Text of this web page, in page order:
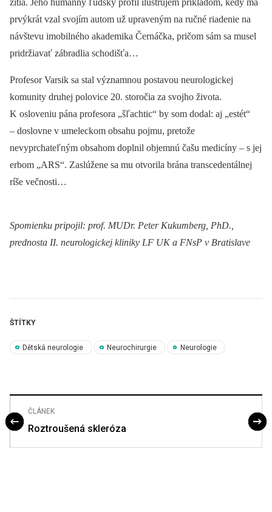
žitia. Jeho humánny ľudský profil ilustrujem príkladom, kedy ma
prvýkrát vzal svojím autom už upraveným na ručné riadenie na
návštevu imobilného akademika Černáčka, pričom sám sa musel
pridržiavať zábradlia schodišťa…
Profesor Varsik sa stal významnou postavou neurologickej
komunity druhej polovice 20. storočia za svojho života.
K osloveniu pána profesora „šľachtic“ by som dodal: aj „estét“
–⁠ doslovne v umeleckom obsahu pojmu, pretože
nevyprchateľným obsahom doplnil objemnú čašu medicíny –⁠ s jej
erbom „ARS“. Zaslúžene sa mu otvorila brána transcedentálnej
ríše večnosti…
Spomienku pripojil: prof. MUDr. Peter Kukumberg, PhD.,
prednosta II. neurologickej kliniky LF UK a FNsP v Bratislave
ŠTÍTKY
Dětská neurologie Neurochirurgie Neurologie
ČLÁNEK
Roztroušená skleróza